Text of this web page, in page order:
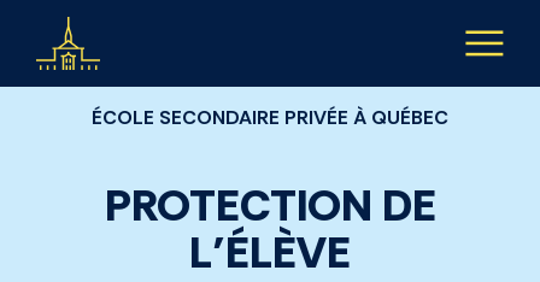
Aller au contenu
ÉCOLE SECONDAIRE PRIVÉE À QUÉBEC
PROTECTION DE
L’ÉLÈVE